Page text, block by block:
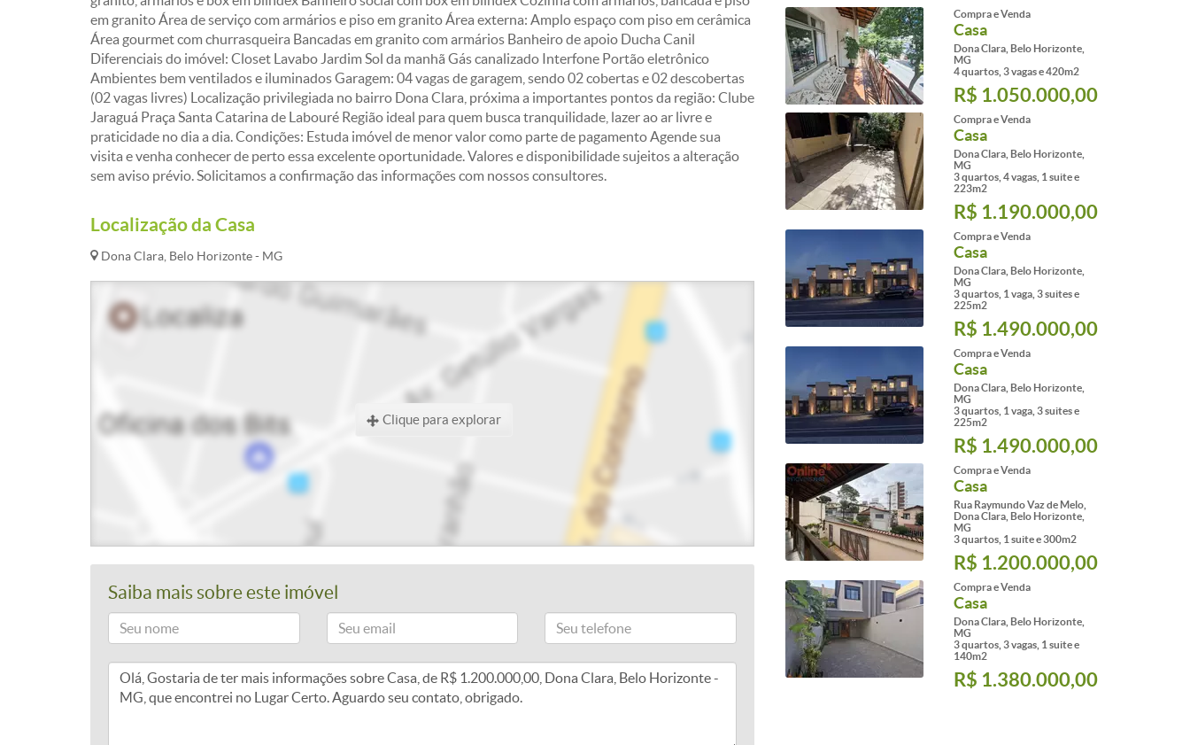
em granito Área de serviço com armários e piso em granito Área externa: Amplo espaço com piso em cerâmica
Área gourmet com churrasqueira Bancadas em granito com armários Banheiro de apoio Ducha Canil
Diferenciais do imóvel: Closet Lavabo Jardim Sol da manhã Gás canalizado Interfone Portão eletrônico
Ambientes bem ventilados e iluminados Garagem: 04 vagas de garagem, sendo 02 cobertas e 02 descobertas
(02 vagas livres) Localização privilegiada no bairro Dona Clara, próxima a importantes pontos da região: Clube
Jaraguá Praça Santa Catarina de Labouré Região ideal para quem busca tranquilidade, lazer ao ar livre e
praticidade no dia a dia. Condições: Estuda imóvel de menor valor como parte de pagamento Agende sua
visita e venha conhecer de perto essa excelente oportunidade. Valores e disponibilidade sujeitos a alteração
sem aviso prévio. Solicitamos a confirmação das informações com nossos consultores.
Localização da Casa
Dona Clara, Belo Horizonte - MG
Clique para explorar
Saiba mais sobre este imóvel
Compra e Venda
Casa
Dona Clara, Belo Horizonte,
MG
4 quartos, 3 vagas e 420m2
R$ 1.050.000,00
Compra e Venda
Casa
Dona Clara, Belo Horizonte,
MG
3 quartos, 4 vagas, 1 suite e
223m2
R$ 1.190.000,00
Compra e Venda
Casa
Dona Clara, Belo Horizonte,
MG
3 quartos, 1 vaga, 3 suites e
225m2
R$ 1.490.000,00
Compra e Venda
Casa
Dona Clara, Belo Horizonte,
MG
3 quartos, 1 vaga, 3 suites e
225m2
R$ 1.490.000,00
Compra e Venda
Casa
Rua Raymundo Vaz de Melo,
Dona Clara, Belo Horizonte,
MG
3 quartos, 1 suite e 300m2
R$ 1.200.000,00
Compra e Venda
Casa
Dona Clara, Belo Horizonte,
MG
3 quartos, 3 vagas, 1 suite e
140m2
R$ 1.380.000,00